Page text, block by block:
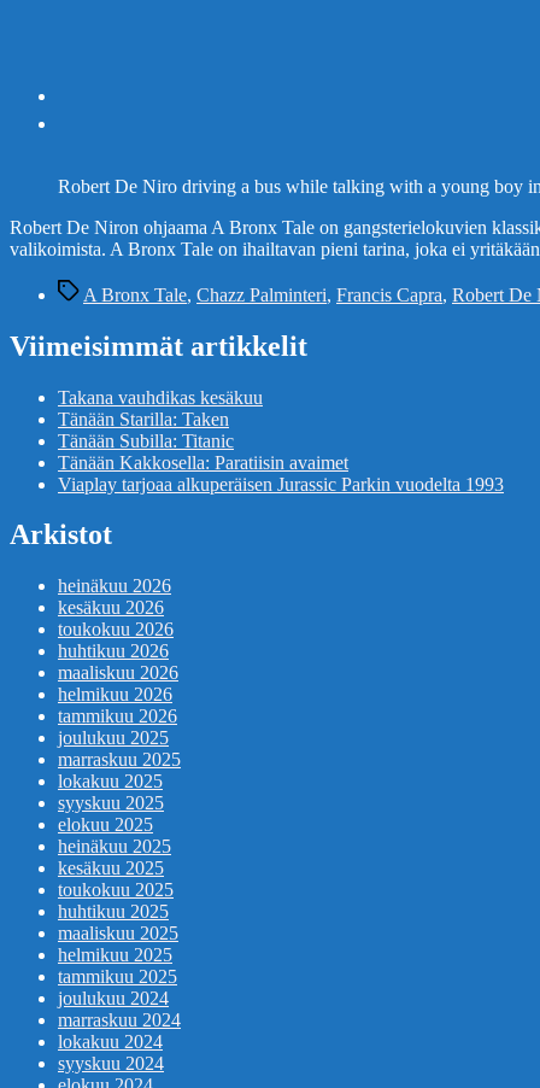
Robert De Niro driving a bus while talking with a young boy
Robert De Niron ohjaama A Bronx Tale on gangsterielokuvien
valikoimista. A Bronx Tale on ihailtavan pieni tarina, joka ei
Avainsanat
A Bronx Tale, Chazz Palminteri, Francis Capra, Robert De
Viimeisimmät artikkelit
Takana vauhdikas kesäkuu
Tänään Starilla: Taken
Tänään Subilla: Titanic
Tänään Kakkosella: Paratiisin avaimet
Viaplay tarjoaa alkuperäisen Jurassic Parkin vuodelta 1993
Arkistot
heinäkuu 2026
kesäkuu 2026
toukokuu 2026
huhtikuu 2026
maaliskuu 2026
helmikuu 2026
tammikuu 2026
joulukuu 2025
marraskuu 2025
lokakuu 2025
syyskuu 2025
elokuu 2025
heinäkuu 2025
kesäkuu 2025
toukokuu 2025
huhtikuu 2025
maaliskuu 2025
helmikuu 2025
tammikuu 2025
joulukuu 2024
marraskuu 2024
lokakuu 2024
syyskuu 2024